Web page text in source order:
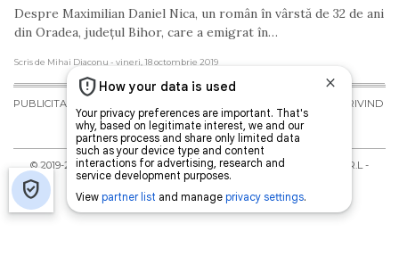
Despre Maximilian Daniel Nica, un român în vârstă de 32 de ani
din Oradea, județul Bihor, care a emigrat în…
Scris de Mihai Diaconu - vineri, 18 octombrie 2019
PUBLICITATE
CONDIȚII DE
UTILIZARE
CONFIDENȚIALITATE
POLITICA PRIVIND
FISIERELE
COOKIES
© 2019-2026Toate drepturile rezervate Diaspora Media Network S.R.L -
Interzisă copierea conținutului fără acordul redacției.